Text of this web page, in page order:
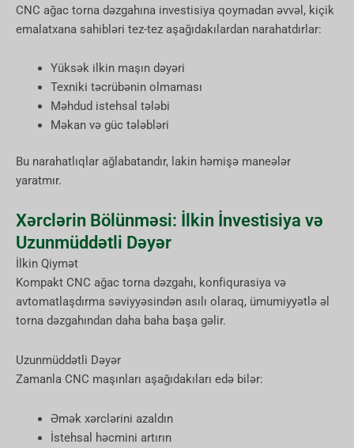
CNC ağac torna dəzgahına investisiya qoymadan əvvəl, kiçik
emalatxana sahibləri tez-tez aşağıdakılardan narahatdırlar:
Yüksək ilkin maşın dəyəri
Texniki təcrübənin olmaması
Məhdud istehsal tələbi
Məkan və güc tələbləri
Bu narahatlıqlar ağlabatandır, lakin həmişə maneələr
yaratmır.
Xərclərin Bölünməsi: İlkin İnvestisiya və
Uzunmüddətli Dəyər
İlkin Qiymət
Kompakt CNC ağac torna dəzgahı, konfiqurasiya və
avtomatlaşdırma səviyyəsindən asılı olaraq, ümumiyyətlə əl
torna dəzgahından daha baha başa gəlir.
Uzunmüddətli Dəyər
Zamanla CNC maşınları aşağıdakıları edə bilər:
Əmək xərclərini azaldın
İstehsal həcmini artırın